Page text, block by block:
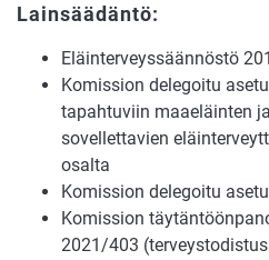
Lainsäädäntö:
Eläinterveyssäännöstö
Komission delegoitu
tapahtuviin maaeläinten
sovellettavien
osalta
Komission delegoitu
Komission
2021/403